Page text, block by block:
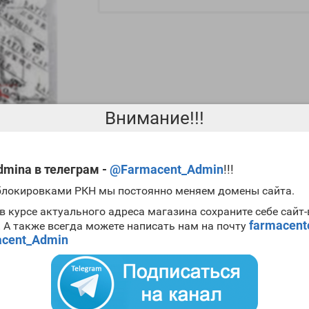
Внимание!!!
в телеграм - @Farmacent_Admin!!!
РКН мы постоянно меняем домены сайта.
актуального адреса магазина сохраните себе
А также всегда можете написать нам на почту
силденафил. В медицине этот препарат способствует
Ранее предполагалось, что препарат является донатором
Ее активный ингредиент активирует ряд процессов, который
вам определенно понравитсяцена Satibo capsule
capsule 8000mg